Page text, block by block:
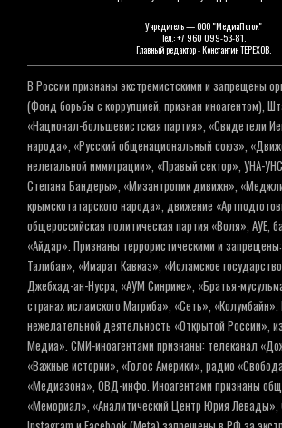
Учредитель — ООО "МедиаПоток"
Тел.: +7 960 099-53-81.
Главный редактор - Константин ТЕРЕХОВ.
В России признаны экстремистскими и запрещены
(Фонд борьбы с коррупцией, признан иноагентом),
«Национал-большевистская партия», «Свидетели
народа», «Русский общенациональный союз»,
нелегальной иммиграции», «Правый сектор», УНА-
Степана Бандеры», «Мизантропик дивижн»,
крымскотатарского народа», движение
общероссийская политическая партия «Воля», АУЕ,
«Айдар». Признаны террористическими и
Талибан», «Имарат Кавказ», «Исламское
Джебхад-ан-Нусра, «АУМ Синрике», «Братья-
странах исламского Магриба», «Сеть»,
нежелательной деятельность «Открытой России»,
Медиа». СМИ-иноагентами признаны: телеканал
«Важные истории», «Голос Америки», радио
«Медиазона», ОВД-инфо. Иноагентами признаны
«Мемориал», «Аналитический Центр Юрия Левады»,